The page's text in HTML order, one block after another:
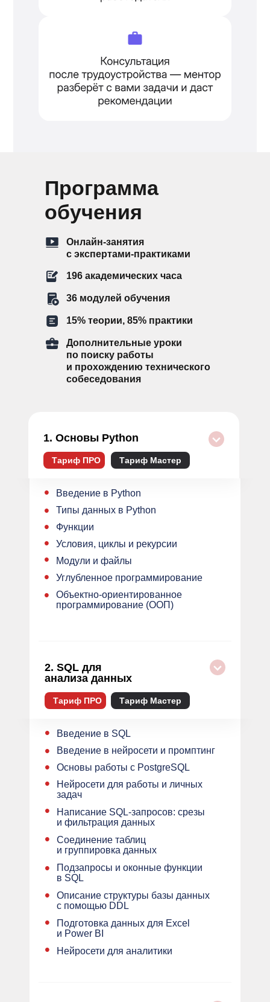
Тариф ПРО Тариф Мастер
1. Основы Python
Программа
обучения
Онлайн-занятия
с экспертами-практиками
196 академических часа
36 модулей обучения
15% теории, 85% практики
Дополнительные уроки
по поиску работы
и прохождению технического
собеседования
Введение в Python
•
Типы данных в Python
•
Функции
•
Условия, циклы и рекурсии
•
Модули и файлы
•
Углубленное программирование
•
Объектно-ориентированное
программирование (ООП)
•
2. SQL для
анализа данных
Тариф ПРО Тариф Мастер
Введение в SQL
•
Введение в нейросети и промптинг
•
Основы работы с PostgreSQL
•
Нейросети для работы и личных
задач
•
Написание SQL-запросов: срезы
и фильтрация данных
•
Соединение таблиц
и группировка данных
•
Подзапросы и оконные функции
в SQL
•
Описание структуры базы данных
с помощью DDL
•
Подготовка данных для Excel
и Power BI
•
Нейросети для аналитики
•